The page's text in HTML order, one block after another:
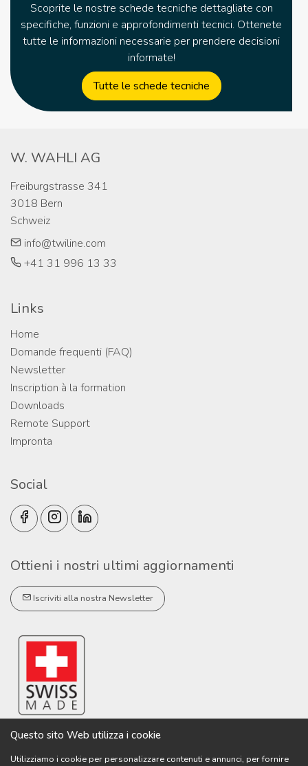
Scoprite le nostre schede tecniche dettagliate con
specifiche, funzioni e approfondimenti tecnici. Ottenete
tutte le informazioni necessarie per prendere decisioni
informate!
Tutte le schede tecniche
W. WAHLI AG
Freiburgstrasse 341
3018 Bern
Schweiz
info@twiline.com
+41 31 996 13 33
Links
Home
Domande frequenti (FAQ)
Newsletter
Inscription à la formation
Downloads
Remote Support
Impronta
Social
Ottieni i nostri ultimi aggiornamenti
Iscriviti alla nostra Newsletter
Questo sito Web utilizza i cookie
Utilizziamo i cookie per personalizzare contenuti e annunci, per fornire